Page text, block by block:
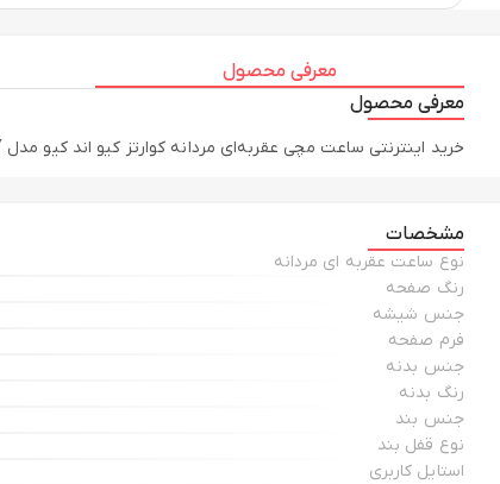
معرفی محصول
معرفی محصول
خرید اینترنتی ساعت مچی عقربه‌ای مردانه کوارتز کیو اند کیو مدل Q76B-006PY به همراه مقایسه، بررسی مشخصات و لیست قیمت امروز در فروشگاه اینترنتی رونما
مشخصات
نوع ساعت عقربه ای مردانه
رنگ صفحه
جنس شیشه
فرم صفحه
جنس بدنه
رنگ بدنه
جنس بند
نوع قفل بند
استایل کاربری